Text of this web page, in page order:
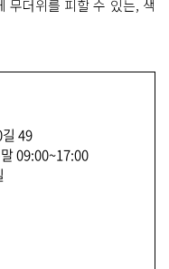
무더위를 피할 수 있는, 색
49
09:00~17:00